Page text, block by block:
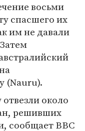
восьми
спасшего их
им не давали
(Nauru).
около
решивших
сообщает BBC